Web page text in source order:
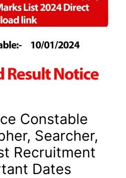
Constable
Searcher,
Recruitment
Dates